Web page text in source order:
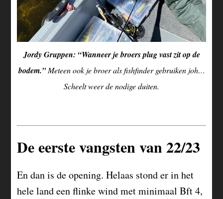
Jordy Gruppen: “Wanneer je broers plug vast zit op de
bodem.”Meteen ook je broer als fishfinder gebruiken joh…
Scheelt weer de nodige duiten.
De eerste vangsten van 22/23
En dan is de opening. Helaas stond er in het
hele land een flinke wind met minimaal Bft 4,